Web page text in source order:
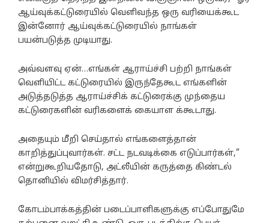
ஆய்வுக்கட்டுரையில் வெளிவந்த ஒரு வரியைக்கூட
இன்னோர் ஆய்வுக்கட்டுரையில் நாங்கள்
பயன்படுத்த முடியாது.
அவ்வளவு ஏன்…எங்கள் ஆராய்ச்சி பற்றி நாங்கள்
வெளியிட்ட கட்டுரையில் இருந்தேகூட எங்களின்
அடுத்தடுத்த ஆராய்ச்சிக் கட்டுரைக்கு முந்தைய
கட்டுரைகளின் வரிகளைக் கையாள க்கூடாது.
அதையும் மீறி செய்தால் எங்களைத்தான்
காறித்துப்புவார்கள். சட்ட நடவடிக்கை எடுப்பார்கள்,”
என்றுகூறியதோடு, அட்லீயின் கருத்தை கிண்டல்
தொனியில் விமர்சித்தார்.
கோடம்பாக்கத்தின் படைப்பாளிகளுக்கு எப்போதுமே